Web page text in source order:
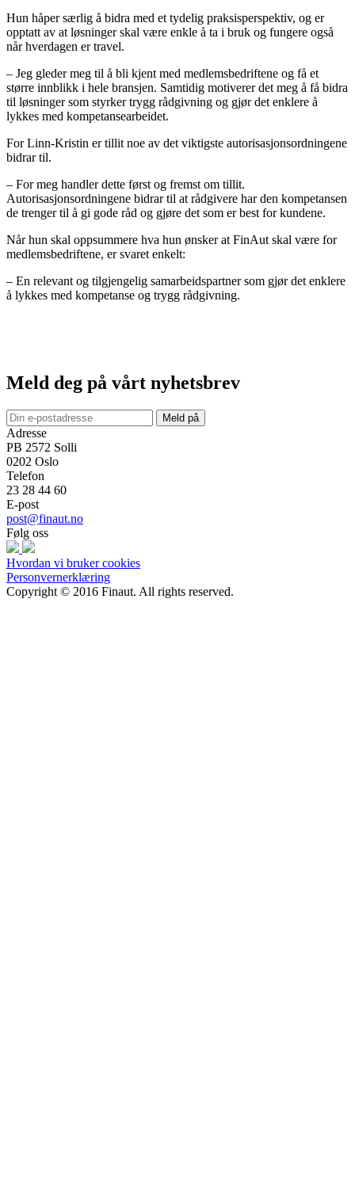
Hun håper særlig å bidra med et tydelig praksisperspektiv, og er
opptatt av at løsninger skal være enkle å ta i bruk og fungere også
når hverdagen er travel.
– Jeg gleder meg til å bli kjent med medlemsbedriftene og få et
større innblikk i hele bransjen. Samtidig motiverer det meg å få bidra
til løsninger som styrker trygg rådgivning og gjør det enklere å
lykkes med kompetansearbeidet.
For Linn-Kristin er tillit noe av det viktigste autorisasjonsordningene
bidrar til.
– For meg handler dette først og fremst om tillit.
Autorisasjonsordningene bidrar til at rådgivere har den kompetansen
de trenger til å gi gode råd og gjøre det som er best for kundene.
Når hun skal oppsummere hva hun ønsker at FinAut skal være for
medlemsbedriftene, er svaret enkelt:
– En relevant og tilgjengelig samarbeidspartner som gjør det enklere
å lykkes med kompetanse og trygg rådgivning.
Meld deg på vårt nyhetsbrev
Meld på
Adresse
PB 2572 Solli
0202 Oslo
Telefon
23 28 44 60
E-post
post@finaut.no
Følg oss
Hvordan vi bruker cookies
Personvernerklæring
Copyright © 2016 Finaut. All rights reserved.